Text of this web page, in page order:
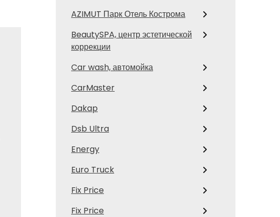
AZIMUT Парк Отель Кострома
BeautySPA, центр эстетической
коррекции
Car wash, автомойка
CarMaster
Dakap
Dsb Ultra
Energy
Euro Truck
Fix Price
Fix Price